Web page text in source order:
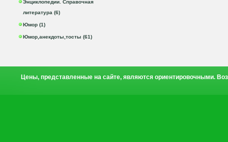
Энциклопедии. Справочная
литература (6)
Юмор (1)
Юмор,анекдоты,тосты (61)
Цены, представленные на сайте, являются ориентировочными.